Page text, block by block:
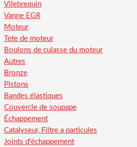
Vilebrequin
Vanne EGR
Moteur
Tete de moteur
Boulons de culasse du moteur
Autres
Bronze
Pistons
Bandes élastiques
Couvercle de soupape
Échappement
Catalyseur, Filtre a particules
Joints d'échappement